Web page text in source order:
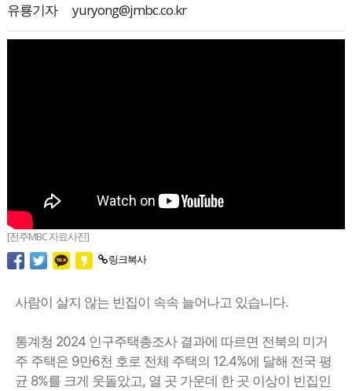
유룡기자 yuryong@jmbc.co.kr
[전주MBC 자료사진]
링크복사
사람이 살지 않는 빈집이 속속 늘어나고 있습니다.
통계청 2024 인구주택총조사 결과에 따르면 전북의 미거
주 주택은 9만6천 호로 전체 주택의 12.4%에 달해 전국 평
균 8%를 크게 웃돌았고, 열 곳 가운데 한 곳 이상이 빈집인